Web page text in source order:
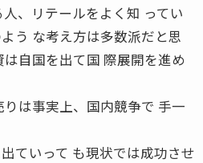
、リテールをよく知 ってい
う な考え方は多数派だと思
は自国を出て国 際展開を進め
は事実上、国内競争で 手一
ていって も現状では成功させ